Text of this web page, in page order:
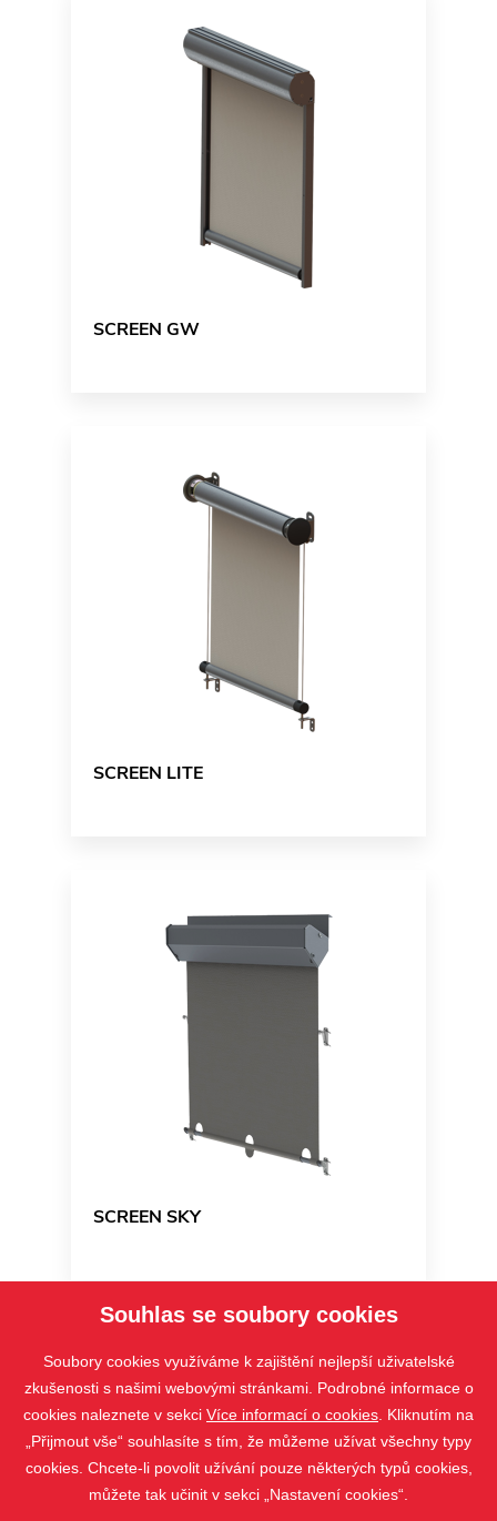
SCREEN GW
SCREEN LITE
SCREEN SKY
Souhlas se soubory cookies
Soubory cookies využíváme k zajištění nejlepší uživatelské
zkušenosti s našimi webovými stránkami. Podrobné informace o
cookies naleznete v sekci Více informací o cookies . Kliknutím na
„Přijmout vše“ souhlasíte s tím, že můžeme užívat všechny typy
cookies. Chcete-li povolit užívání pouze některých typů cookies,
můžete tak učinit v sekci „Nastavení cookies“.